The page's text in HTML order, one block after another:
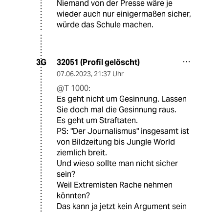
Niemand von der Presse wäre je
wieder auch nur einigermaßen sicher,
würde das Schule machen.
3G 32051 (Profil gelöscht)
07.06.2023, 21:37 Uhr
@T 1000:
Es geht nicht um Gesinnung. Lassen
Sie doch mal die Gesinnung raus.
Es geht um Straftaten.
PS: "Der Journalismus" insgesamt ist
von Bildzeitung bis Jungle World
ziemlich breit.
Und wieso sollte man nicht sicher
sein?
Weil Extremisten Rache nehmen
könnten?
Das kann ja jetzt kein Argument sein